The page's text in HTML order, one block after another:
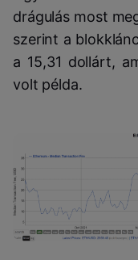
drágulás most
szerint a
a 15,31 dollárt,
volt példa.